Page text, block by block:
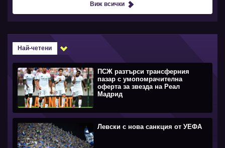
Виж всички
Най-четени
ПСЖ разтърси трансферния
пазар с умопомрачителна
оферта за звезда на Реал
Мадрид
Левски с нова санкция от УЕФА